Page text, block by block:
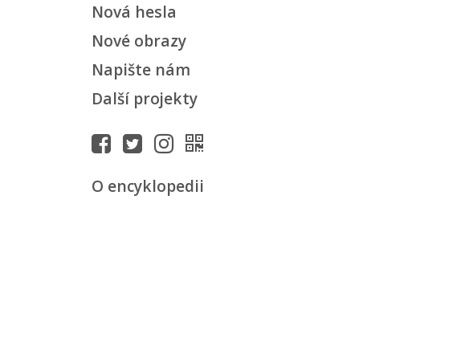
Nová hesla
Nové obrazy
Napište nám
Další projekty
O encyklopedii